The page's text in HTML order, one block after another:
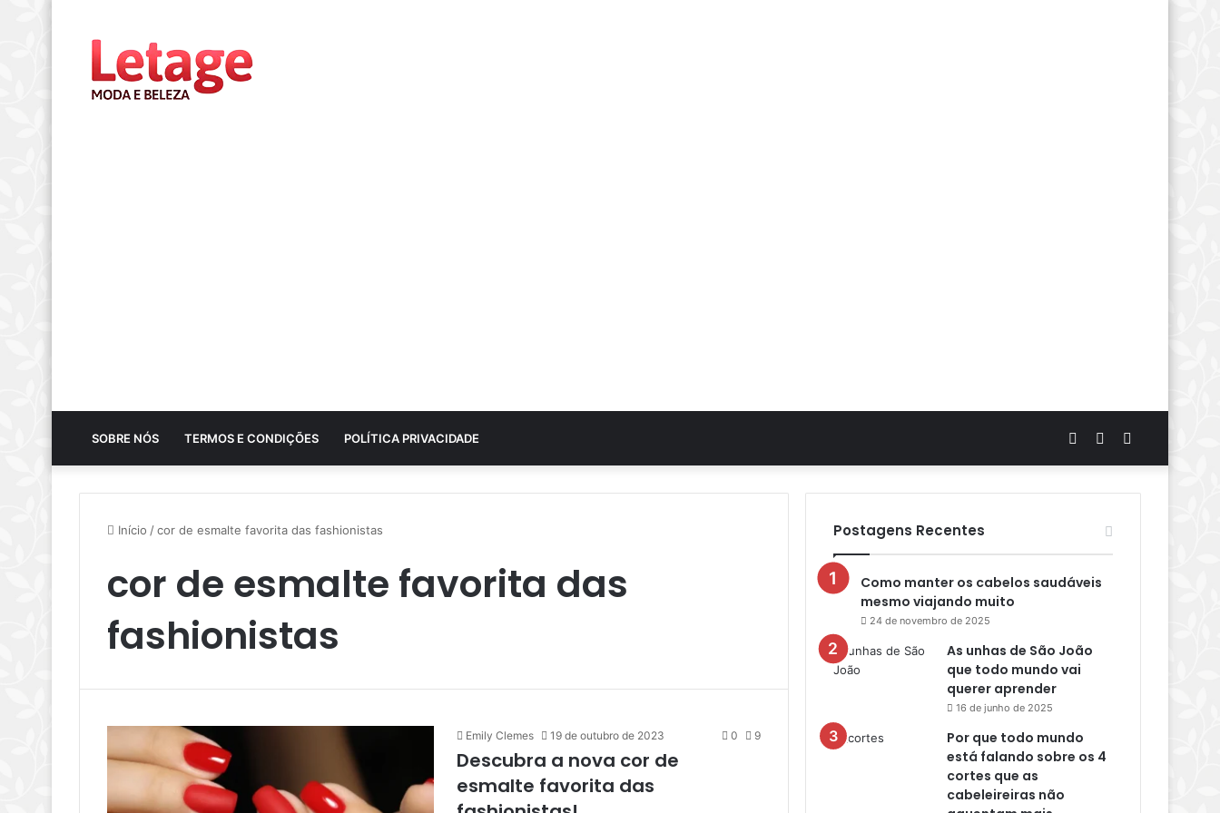
SOBRE NÓS TERMOS E CONDIÇÕES POLÍTICA PRIVACIDADE
por
Switch
skin
Artigo
aleatório
Início /cor de esmalte favorita das fashionistas
cor de esmalte favorita das
fashionistas
Emily Clemes 19 de outubro de 2023 0 9
Descubra a nova cor de
esmalte favorita das
Postagens Recentes
Como manter os cabelos saudáveis
mesmo viajando muito
24 de novembro de 2025
As unhas de São João
que todo mundo vai
querer aprender
16 de junho de 2025
Por que todo mundo
está falando sobre os 4
cortes que as
cabeleireiras não